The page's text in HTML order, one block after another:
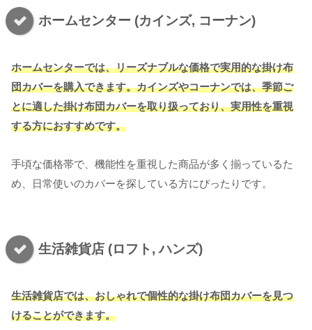
ホームセンター (カインズ, コーナン)
ホームセンターでは、リーズナブルな価格で実用的な掛け布
団カバーを購入できます。カインズやコーナンでは、季節ご
とに適した掛け布団カバーを取り扱っており、実用性を重視
する方におすすめです。
手頃な価格帯で、機能性を重視した商品が多く揃っているた
め、日常使いのカバーを探している方にぴったりです。
生活雑貨店 (ロフト, ハンズ)
生活雑貨店では、おしゃれで個性的な掛け布団カバーを見つ
けることができます。